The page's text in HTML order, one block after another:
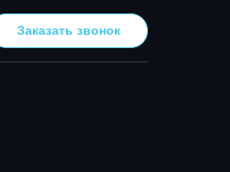
Заказать звонок